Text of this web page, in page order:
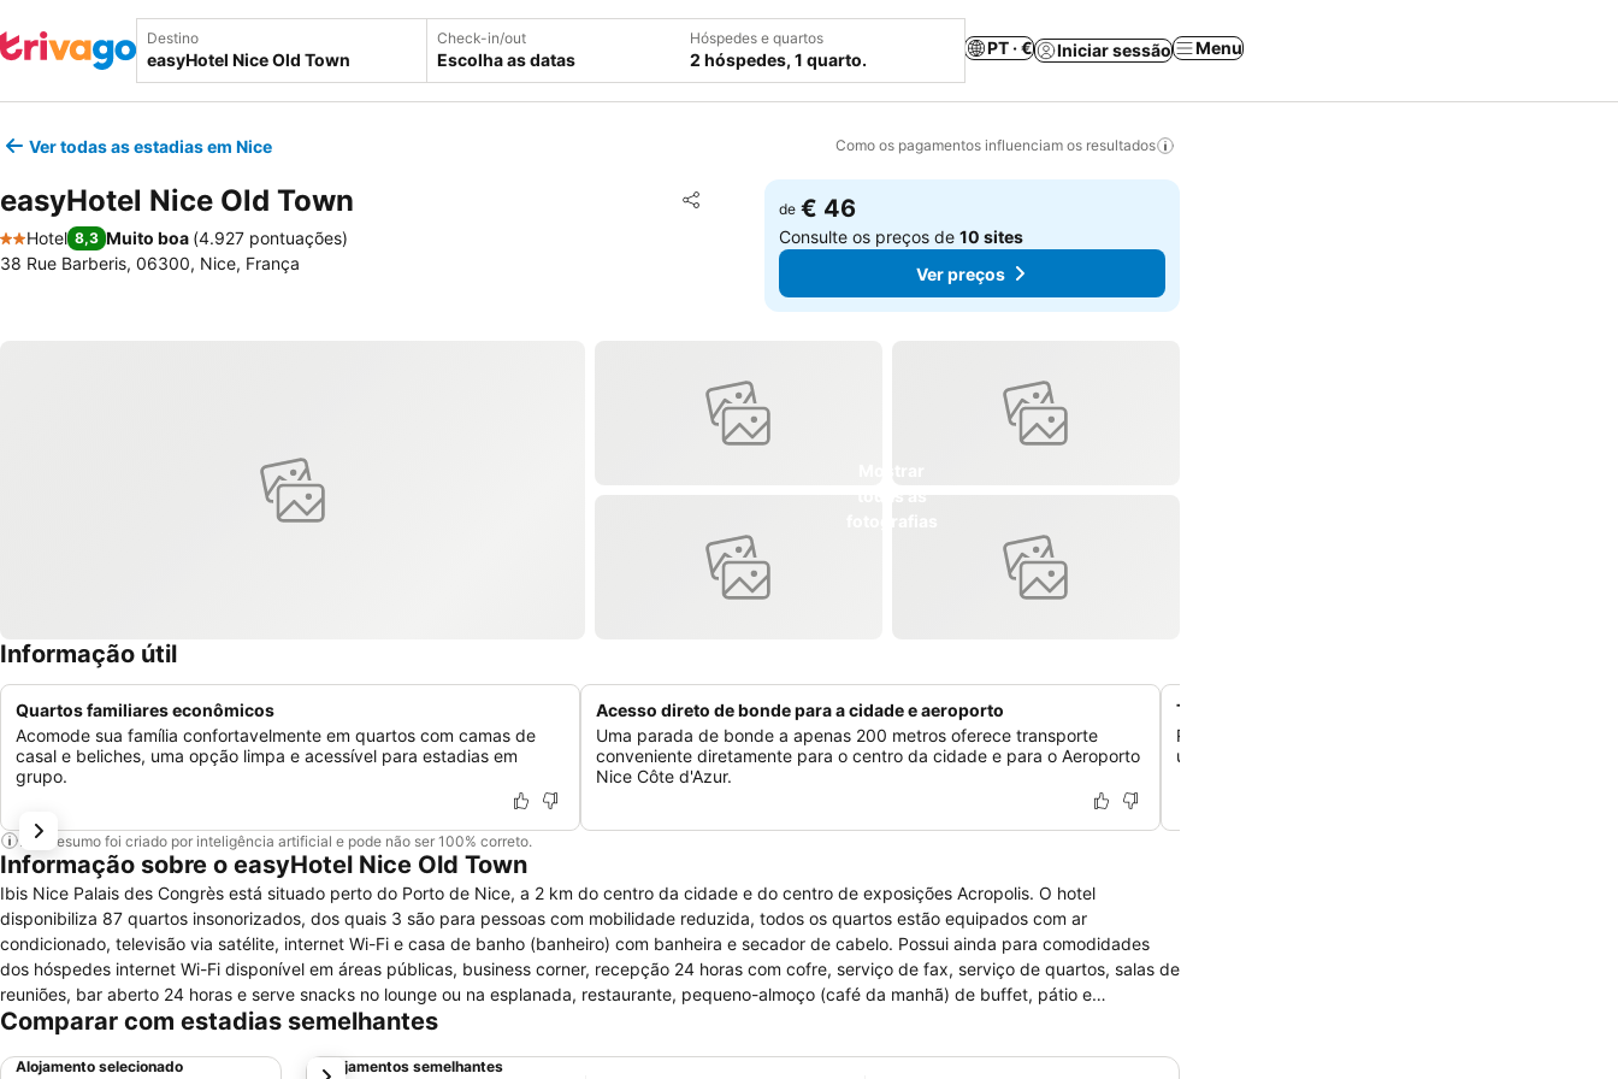
Destino Check-in/out
Escolha as datas
Hóspedes e quartos
2 hóspedes, 1 quarto.
PT · € Iniciar sessão Menu
Ver todas as estadias em Nice Como os pagamentos influenciam os resultados
easyHotel Nice Old Town Partilhar
Adicionar aos favoritos
2 Estrelas
Hotel 8,3 Muito boa (4.927 pontuações)
38 Rue Barberis, 06300, Nice, França
de € 46
Consulte os preços de10 sites
Ver preços
Informação útil
Quartos familiares econômicos
Acomode sua família confortavelmente em quartos com camas de
casal e beliches, uma opção limpa e acessível para estadias em
grupo.
Acesso direto de bonde para a cidade e aeroporto
Uma parada de bonde a apenas 200 metros oferece transporte
conveniente diretamente para o centro da cidade e para o Aeroporto
Nice Côte d'Azur.
Terraço externo acolhedor
Relaxe e aprecie o ambiente no agradável terraço
um espaço tranquilo para você.
Este resumo foi criado por inteligência artificial e pode não ser 100% correto.
Informação sobre o easyHotel Nice Old Town
Ibis Nice Palais des Congrès está situado perto do Porto de Nice, a 2 km do centro da cidade e do centro de exposições Acropolis. O hotel
disponibiliza 87 quartos insonorizados, dos quais 3 são para pessoas com mobilidade reduzida, todos os quartos estão equipados com ar
condicionado, televisão via satélite, internet Wi-Fi e casa de banho (banheiro) com banheira e secador de cabelo. Possui ainda para comodidades
dos hóspedes internet Wi-Fi disponível em áreas públicas, business corner, recepção 24 horas com cofre, serviço de fax, serviço de quartos, salas de
reuniões, bar aberto 24 horas e serve snacks no lounge ou na esplanada, restaurante, pequeno-almoço (café da manhã) de buffet, pátio e
estacionamento interior.
Comparar com estadias semelhantes
Alojamento selecionado Alojamentos semelhantes
próximo